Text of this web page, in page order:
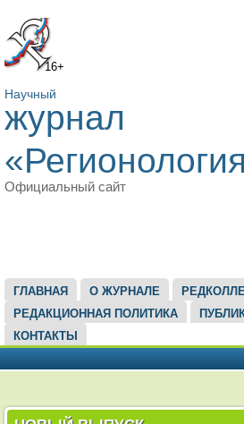
16+
Научный
журнал
Официальный сайт
ГЛАВНОЕ МЕНЮ
ГЛАВНАЯ О ЖУРНАЛЕ
РЕДАКЦИОННАЯ ПОЛИТИКА
КОНТАКТЫ